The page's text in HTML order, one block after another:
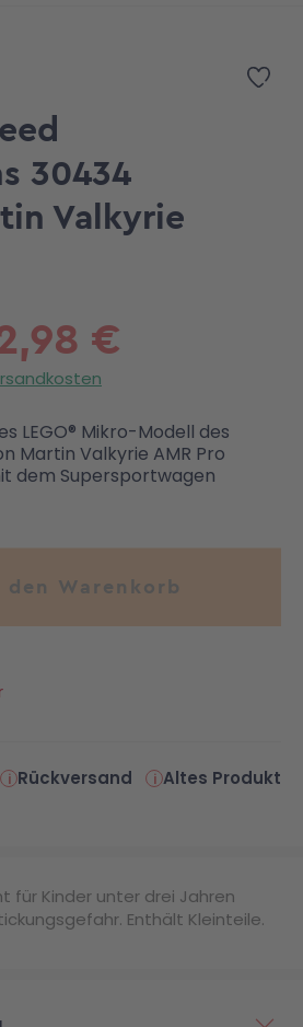
Zur
30434
Valkyrie
€
LEGO® Mikro-Modell des
Martin Valkyrie AMR Pro
dem Supersportwagen
den Warenkorb
Rückversand
Altes Produkt
für Kinder unter drei Jahren
Enthält Kleinteile.